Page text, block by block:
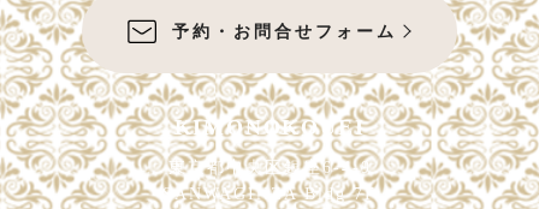
予約・お問合せフォーム
KIMONOKOUEI
東京都中央区銀座6-4-9
SANWAGINZA Bldg 7F